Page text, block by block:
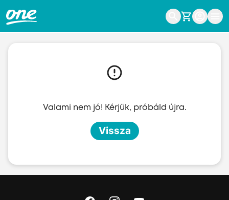
Valami nem jó! Kérjük, próbáld újra.
Vissza